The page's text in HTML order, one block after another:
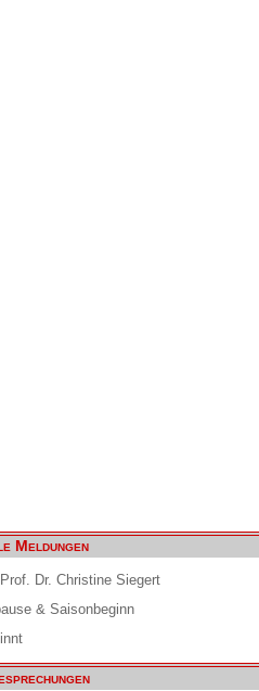
Meldungen
Dr. Christine Siegert
& Saisonbeginn